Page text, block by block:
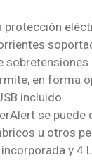
protección
en forma
incluido.
se puede
u otros
y 4